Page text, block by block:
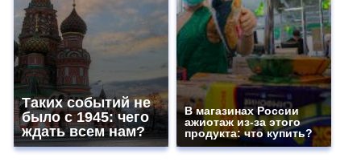
Таких событий не
было с 1945: чего
ждать всем нам?
В магазинах России
ажиотаж из-за этого
продукта: что купить?